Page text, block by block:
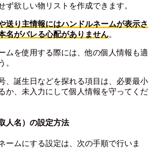
ず欲しい物リストを作成できます。
送り主情報にはハンドルネームが表示さ
名がバレる心配がありません。
ムを使用する際には、他の個人情報も適
。
、誕生日などを探れる項目は、必要最小
か、未入力にして個人情報を守ってくだ
人名）の設定方法
ームにする設定は、次の手順で行いま